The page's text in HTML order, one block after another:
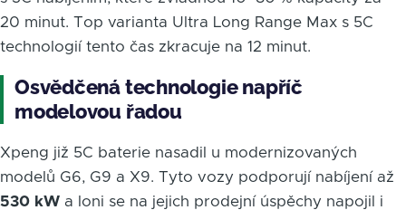
20 minut. Top varianta Ultra Long Range Max s 5C
technologií tento čas zkracuje na 12 minut.
Osvědčená technologie napříč
modelovou řadou
Xpeng již 5C baterie nasadil u modernizovaných
modelů G6, G9 a X9. Tyto vozy podporují nabíjení až
530 kW a loni se na jejich prodejní úspěchy napojil i